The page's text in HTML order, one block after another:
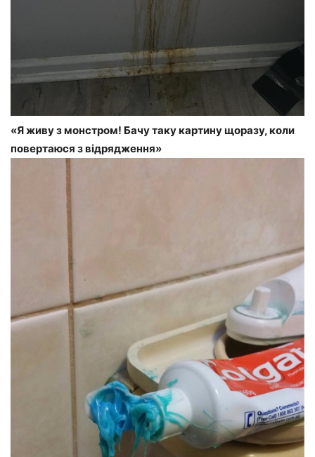
«Я живу з монстром! Бачу таку картину щоразу, коли
повертаюся з відрядження»